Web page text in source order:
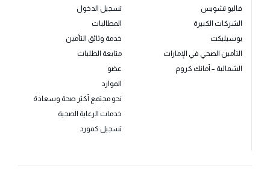
فاليو تشويس
الشركات الكبيرة
يوسيليكت
التأمين الصحي في الإمارات
الشمالية – أمانك كروم
تسجيل الدخول
المطالبات
خدمة وثائق التأمين
متابعة الطلبات
عضو
الموارد
نحو مجتمع أكثر صحة وسعادة
خدمات الرعاية الصحية
تسجيل كمورد